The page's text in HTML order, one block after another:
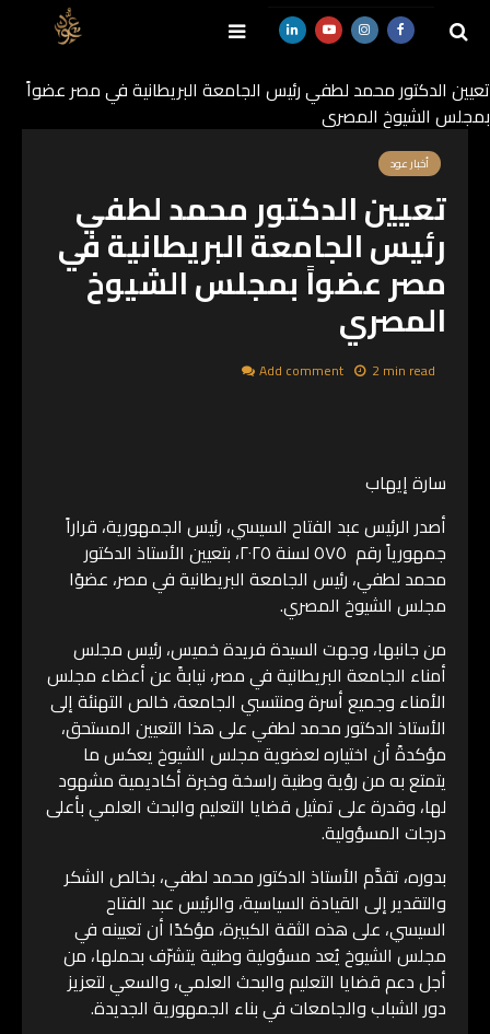
تعيين الدكتور محمد لطفي رئيس الجامعة البريطانية في مصر عضواً
بمجلس الشيوخ المصري
أخبار عود
تعيين الدكتور محمد لطفي
رئيس الجامعة البريطانية في
مصر عضواً بمجلس الشيوخ
المصري
2 min read
Add comment
سارة إيهاب
أصدر الرئيس عبد الفتاح السيسي، رئيس الجمهورية، قراراً
جمهورياً رقم ٥٧٥ لسنة ٢٠٢٥، بتعيين الأستاذ الدكتور
محمد لطفي، رئيس الجامعة البريطانية في مصر، عضوًا
مجلس الشيوخ المصري.
من جانبها، وجهت السيدة فريدة خميس، رئيس مجلس
أمناء الجامعة البريطانية في مصر، نيابةً عن أعضاء مجلس
الأمناء وجميع أسرة ومنتسبي الجامعة، خالص التهنئة إلى
الأستاذ الدكتور محمد لطفي على هذا التعيين المستحق،
مؤكدةً أن اختياره لعضوية مجلس الشيوخ يعكس ما
يتمتع به من رؤية وطنية راسخة وخبرة أكاديمية مشهود
لها، وقدرة على تمثيل قضايا التعليم والبحث العلمي بأعلى
درجات المسؤولية.
بدوره، تقدَّم الأستاذ الدكتور محمد لطفي، بخالص الشكر
والتقدير إلى القيادة السياسية، والرئيس عبد الفتاح
السيسي، على هذه الثقة الكبيرة، مؤكدًا أن تعيينه في
مجلس الشيوخ يُعد مسؤولية وطنية يتشرّف بحملها، من
أجل دعم قضايا التعليم والبحث العلمي، والسعي لتعزيز
دور الشباب والجامعات في بناء الجمهورية الجديدة.